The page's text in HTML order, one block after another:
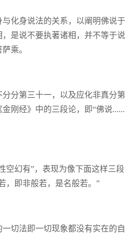
化身说法的关系，以阐明佛说于
是说不要执著诸相，并不等于说
乘。
分第三十一，以及应化非真分第
刚经》中的三段论，即“佛说......
空幻有”，表现为像下面这样三段
，即非般若，是名般若。”
切法即一切现象都没有实在的自